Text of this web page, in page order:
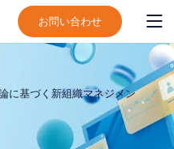
お問い合わせ
に基づく新組織マネジメン